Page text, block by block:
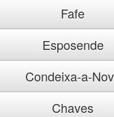
Fafe
Esposende
Condeixa-a-
Chaves